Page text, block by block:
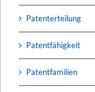
Patenterteilung
Patentfähigkeit
Patentfamilien